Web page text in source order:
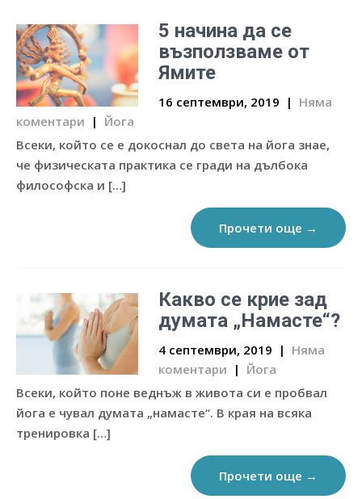
5 начина да се
възползваме от
Ямите
16 септември, 2019 | Няма
коментари | Йога
Всеки, който се е докоснал до света на йога знае,
че физическата практика се гради на дълбока
философска и […]
Прочети още →
Какво се крие зад
думата „Намасте“?
4 септември, 2019 | Няма
коментари | Йога
Всеки, който поне веднъж в живота си е пробвал
йога е чувал думата „намасте“. В края на всяка
тренировка […]
Прочети още →